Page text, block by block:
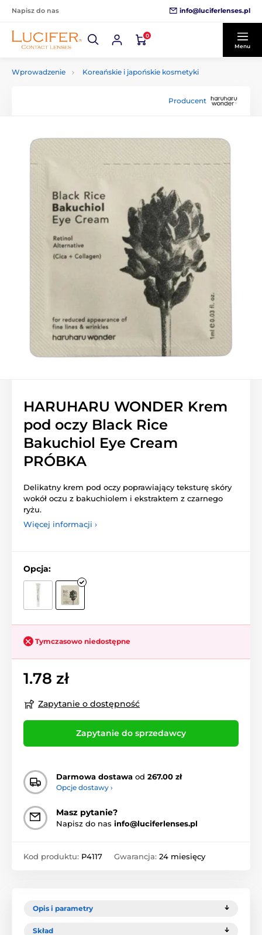
Napisz do nas info@luciferlenses.pl
0
Menu
Wprowadzenie Koreańskie i japońskie kosmetyki
Producent
HARUHARU WONDER Krem
pod oczy Black Rice
Bakuchiol Eye Cream
PRÓBKA
Delikatny krem pod oczy poprawiający teksturę skóry
wokół oczu z bakuchiolem i ekstraktem z czarnego
ryżu.
Więcej informacji ›
Opcja:
Tymczasowo niedostępne
1.78 zł
Zapytanie o dostępność
Zapytanie do sprzedawcy
Darmowa dostawa od 267.00 zł
Opcje dostawy ›
Masz pytanie?
Napisz do nas info@luciferlenses.pl
Kod produktu: P4117 Gwarancja: 24 miesięcy
Opis i parametry
Skład